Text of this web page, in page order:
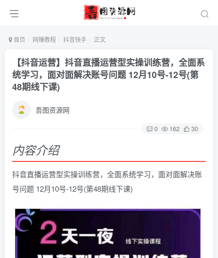
首页 网赚教程 抖音快手 正文
【抖音运营】抖音直播运营型实操训练营，全面系
统学习，面对面解决账号问题 12月10号-12号(第
48期线下课)
吾图资源网
0 162 30
内容介绍
抖音直播运营型实操训练营，全面系统学习，面对面解决账
号问题 12月10号-12号(第48期线下课)